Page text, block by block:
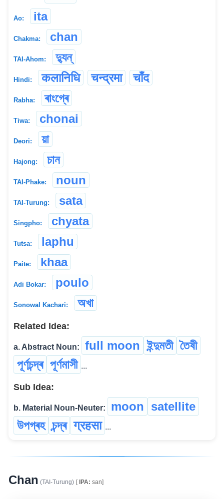
Ao: ita
Chakma: chan
TAI-Ahom: দ্যুন্
Hindi: कलानिधि चन्द्रमा चाँद
Rabha: ৰাংগ্ৰে
Tiwa: chonai
Deori: য়া
Hajong: চান
TAI-Phake: noun
TAI-Turung: sata
Singpho: chyata
Tutsa: laphu
Paite: khaa
Adi Bokar: poulo
Sonowal Kachari: অখা
Related Idea:
a. Abstract Noun: full moon ইন্দুমতী তৈষী
পূৰ্ণচন্দ্ৰ পূৰ্ণমাসী ...
Sub Idea:
b. Material Noun-Neuter: moon satellite
উপগ্ৰহ চন্দ্ৰ ग्रहसा ...
Chan (TAI-Turung) [IPA: san]